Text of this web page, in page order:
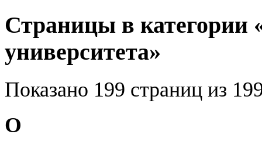
Страницы в категории
университета»
Показано 199 страниц из
O